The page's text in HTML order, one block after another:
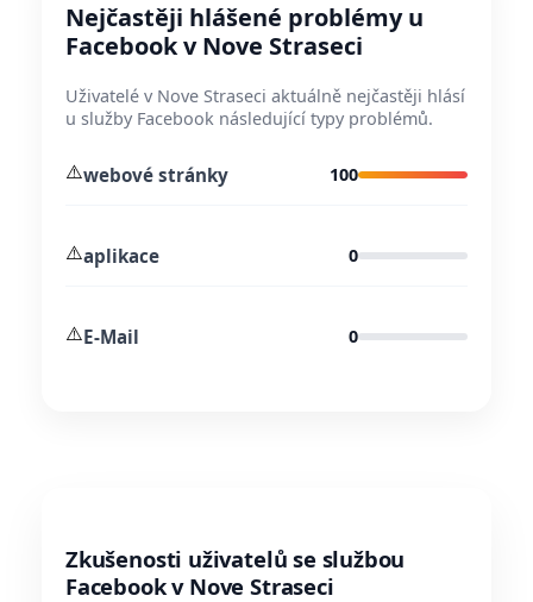
Nejčastěji hlášené problémy u
Facebook v Nove Straseci
Uživatelé v Nove Straseci aktuálně nejčastěji hlásí
u služby Facebook následující typy problémů.
⚠️webové stránky 100
⚠️aplikace 0
⚠️E-Mail 0
Zkušenosti uživatelů se službou
Facebook v Nove Straseci